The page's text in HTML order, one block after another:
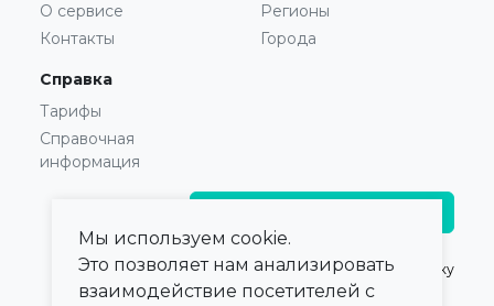
О сервисе
Контакты
Регионы
Города
Справка
Тарифы
Справочная
информация
© 2021 — 2026,ПроКлинику
Мы используем cookie.
Это позволяет нам анализировать
взаимодействие посетителей с